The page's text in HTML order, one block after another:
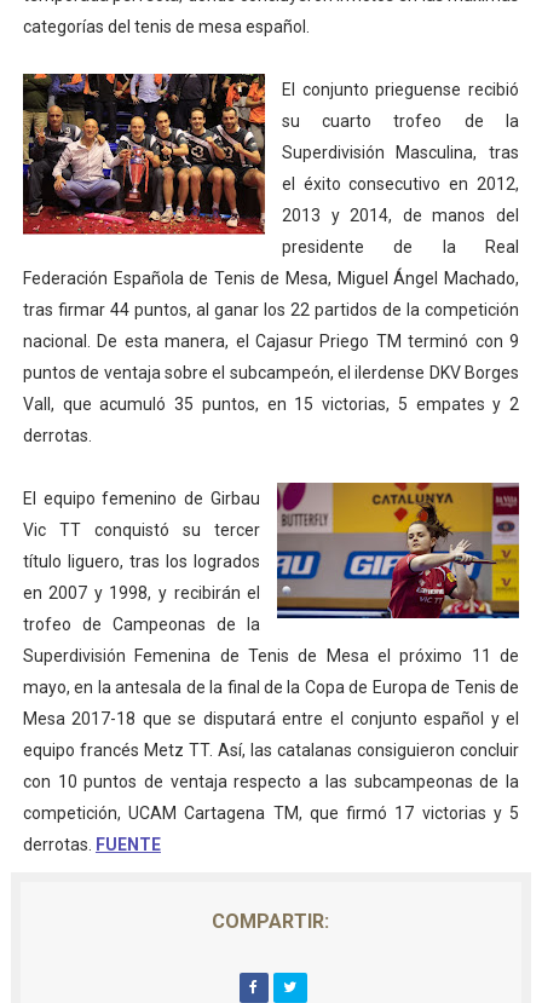
Mundial de Fórmula 1 2026 - Lando Norris consigue
Copa del Mundo femenina 2026 - Estados Unidos
Campeonato de Europa de saltos 2026 (París,
Campeonato de Europa de natación artística 2026
AEW - Adam Page con Brodido desbancan una
categorías del tenis de mesa español.
El conjunto prieguense recibió
su cuarto trofeo de la
Superdivisión Masculina, tras
el éxito consecutivo en 2012,
2013 y 2014, de manos del
presidente de la Real
Federación Española de Tenis de Mesa, Miguel Ángel Machado,
tras firmar 44 puntos, al ganar los 22 partidos de la competición
nacional. De esta manera, el Cajasur Priego TM terminó con 9
puntos de ventaja sobre el subcampeón, el ilerdense DKV Borges
Vall, que acumuló 35 puntos, en 15 victorias, 5 empates y 2
derrotas.
El equipo femenino de Girbau
Vic TT conquistó su tercer
título liguero, tras los logrados
en 2007 y 1998, y recibirán el
trofeo de Campeonas de la
Superdivisión Femenina de Tenis de Mesa el próximo 11 de
mayo, en la antesala de la final de la Copa de Europa de Tenis de
Mesa 2017-18 que se disputará entre el conjunto español y el
equipo francés Metz TT. Así, las catalanas consiguieron concluir
con 10 puntos de ventaja respecto a las subcampeonas de la
competición, UCAM Cartagena TM, que firmó 17 victorias y 5
derrotas.
FUENTE
COMPARTIR: